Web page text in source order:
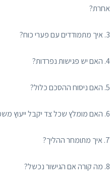
אחרת?
3. איך מתמודדים עם פערי כוח?
4. האם יש פגישות נפרדות?
5. האם ניסוח ההסכם כלול?
6. האם מומלץ שכל צד יקבל ייעוץ משפטי עצמאי?
7. איך מתומחר ההליך?
8. מה קורה אם הגישור נכשל?